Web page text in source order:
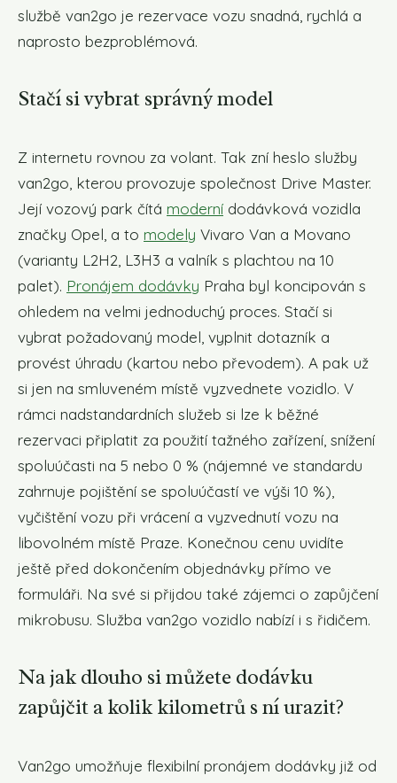
službě van2go je rezervace vozu snadná, rychlá a
naprosto bezproblémová.
Stačí si vybrat správný model
Z internetu rovnou za volant. Tak zní heslo služby
van2go, kterou provozuje společnost Drive Master.
Její vozový park čítá moderní dodávková vozidla
značky Opel, a to modely Vivaro Van a Movano
(varianty L2H2, L3H3 a valník s plachtou na 10
palet). Pronájem dodávky Praha byl koncipován s
ohledem na velmi jednoduchý proces. Stačí si
vybrat požadovaný model, vyplnit dotazník a
provést úhradu (kartou nebo převodem). A pak už
si jen na smluveném místě vyzvednete vozidlo. V
rámci nadstandardních služeb si lze k běžné
rezervaci připlatit za použití tažného zařízení, snížení
spoluúčasti na 5 nebo 0 % (nájemné ve standardu
zahrnuje pojištění se spoluúčastí ve výši 10 %),
vyčištění vozu při vrácení a vyzvednutí vozu na
libovolném místě Praze. Konečnou cenu uvidíte
ještě před dokončením objednávky přímo ve
formuláři. Na své si přijdou také zájemci o zapůjčení
mikrobusu. Služba van2go vozidlo nabízí i s řidičem.
Na jak dlouho si můžete dodávku
zapůjčit a kolik kilometrů s ní urazit?
Van2go umožňuje flexibilní pronájem dodávky již od